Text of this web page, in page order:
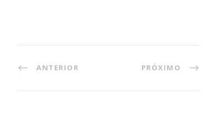
ANTERIOR PRÓXIMO